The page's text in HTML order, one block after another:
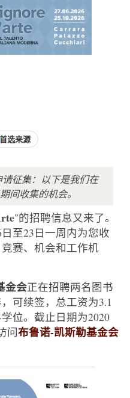
选来源
征集：以下是我们在
间收集的机会。
"的招聘信息又来了。
至23日一周内为您收
赛、机会和工作机
金会正在招聘两名图书
可续签，总工资为3.1
位。截止日期为2020
问布鲁诺-凯斯勒基金会